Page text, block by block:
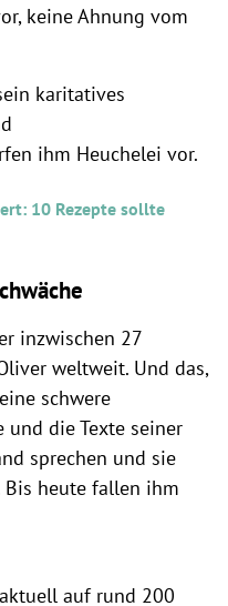
keine Ahnung vom
karitatives
ihm Heuchelei vor.
10 Rezepte sollte
inzwischen 27
weltweit. Und das,
schwere
die Texte seiner
sprechen und sie
Bis heute fallen ihm
auf rund 200